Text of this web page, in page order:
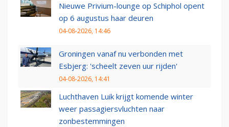
Nieuwe Privium-lounge op Schiphol opent
op 6 augustus haar deuren
04-08-2026, 14:46
Groningen vanaf nu verbonden met
Esbjerg: 'scheelt zeven uur rijden'
04-08-2026, 14:41
Luchthaven Luik krijgt komende winter
weer passagiersvluchten naar
zonbestemmingen